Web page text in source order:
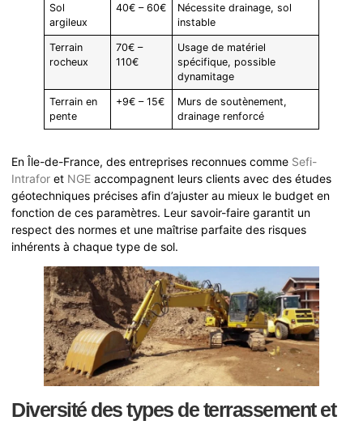
Sol
argileux
40€ – 60€
Nécessite drainage, sol
instable
Terrain
rocheux
70€ –
110€
Usage de matériel
spécifique, possible
dynamitage
Terrain en
pente
+9€ – 15€
Murs de soutènement,
drainage renforcé
En Île-de-France, des entreprises reconnues comme Sefi-
Intrafor et NGE accompagnent leurs clients avec des études
géotechniques précises afin d’ajuster au mieux le budget en
fonction de ces paramètres. Leur savoir-faire garantit un
respect des normes et une maîtrise parfaite des risques
inhérents à chaque type de sol.
Diversité des types de terrassement et